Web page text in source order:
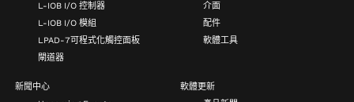
L-IOB I/O 控制器
L-IOB I/O 模組
LPAD-7可程式化觸控面板
閘道器
介面
配件
軟體工具
新聞中心
軟體更新